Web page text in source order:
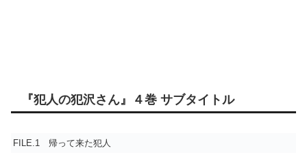
『犯人の犯沢さん』４巻 サブタイトル
FILE.1 帰って来た犯人